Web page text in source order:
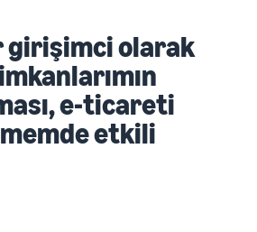
girişimci olarak
e-ticareti
etkili